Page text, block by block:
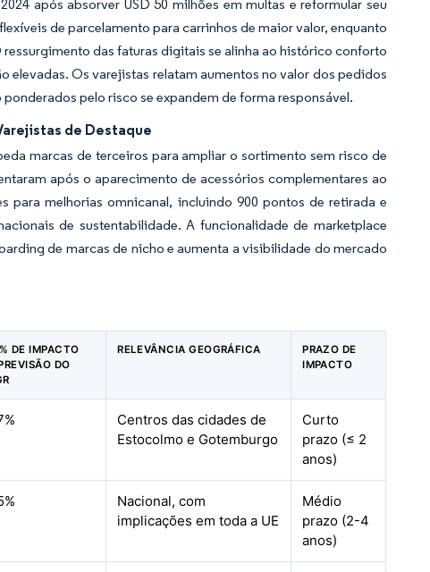
após absorver USD 50 milhões em multas e reformular seu
de parcelamento para carrinhos de maior valor, enquanto
das faturas digitais se alinha ao histórico conforto
elevadas. Os varejistas relatam aumentos no valor dos pedidos
pelo risco se expandem de forma responsável.
de Destaque
marcas de terceiros para ampliar o sortimento sem risco de
após o aparecimento de acessórios complementares ao
para melhorias omnicanal, incluindo 900 pontos de retirada e
de sustentabilidade. A funcionalidade de marketplace
de marcas de nicho e aumenta a visibilidade do mercado
DE IMPACTO
DO
RELEVÂNCIA GEOGRÁFICA
PRAZO DE
IMPACTO
Centros das cidades de
Estocolmo e Gotemburgo
Curto
prazo (≤ 2
anos)
Nacional, com
implicações em toda a UE
Médio
prazo (2-4
anos)